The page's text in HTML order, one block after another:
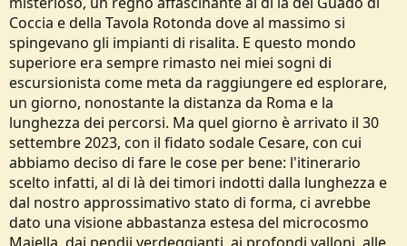
Coccia e della Tavola Rotonda dove al massimo si
spingevano gli impianti di risalita. E questo mondo
superiore era sempre rimasto nei miei sogni di
escursionista come meta da raggiungere ed esplorare,
un giorno, nonostante la distanza da Roma e la
lunghezza dei percorsi. Ma quel giorno è arrivato il 30
settembre 2023, con il fidato sodale Cesare, con cui
abbiamo deciso di fare le cose per bene: l'itinerario
scelto infatti, al di là dei timori indotti dalla lunghezza e
dal nostro approssimativo stato di forma, ci avrebbe
dato una visione abbastanza estesa del microcosmo